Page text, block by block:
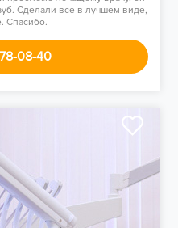
Сделали все в лучшем виде,
Спасибо.
08-40